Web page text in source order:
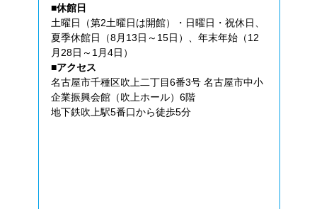
■休館日
土曜日（第2土曜日は開館）・日曜日・祝休日、
夏季休館日（8月13日～15日）、年末年始（12
月28日～1月4日）
■アクセス
名古屋市千種区吹上二丁目6番3号 名古屋市中小
企業振興会館（吹上ホール）6階
地下鉄吹上駅5番口から徒歩5分